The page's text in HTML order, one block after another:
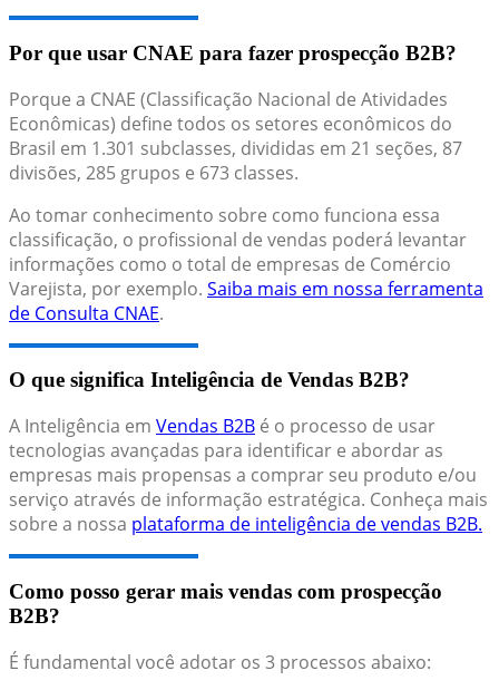
Por que usar CNAE para fazer prospecção B2B?
Porque a CNAE (Classificação Nacional de Atividades
Econômicas) define todos os setores econômicos do
Brasil em 1.301 subclasses, divididas em 21 seções, 87
divisões, 285 grupos e 673 classes.
Ao tomar conhecimento sobre como funciona essa
classificação, o profissional de vendas poderá levantar
informações como o total de empresas de Comércio
Varejista, por exemplo. Saiba mais em nossa ferramenta
de Consulta CNAE.
O que significa Inteligência de Vendas B2B?
A Inteligência em Vendas B2B é o processo de usar
tecnologias avançadas para identificar e abordar as
empresas mais propensas a comprar seu produto e/ou
serviço através de informação estratégica. Conheça mais
sobre a nossa plataforma de inteligência de vendas B2B.
Como posso gerar mais vendas com prospecção
B2B?
É fundamental você adotar os 3 processos abaixo: